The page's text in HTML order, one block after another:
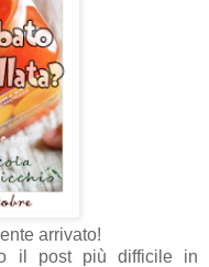
arrivato!
il post più difficile in